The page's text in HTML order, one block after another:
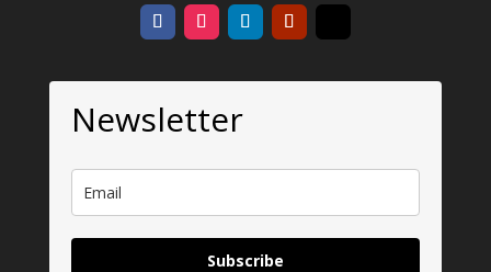
Newsletter
Subscribe